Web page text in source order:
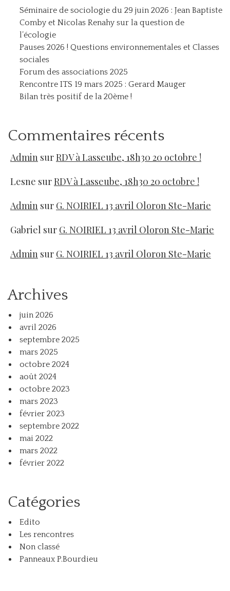
Séminaire de sociologie du 29 juin 2026 : Jean Baptiste
Comby et Nicolas Renahy sur la question de
l’écologie
Pauses 2026 ! Questions environnementales et Classes
sociales
Forum des associations 2025
Rencontre ITS 19 mars 2025 : Gerard Mauger
Bilan très positif de la 20ème !
Commentaires récents
Admin surRDV à Lasseube, 18h30 20 octobre !
Lesne surRDV à Lasseube, 18h30 20 octobre !
Admin sur G. NOIRIEL 13 avril Oloron Ste-Marie
Gabriel sur G. NOIRIEL 13 avril Oloron Ste-Marie
Admin sur G. NOIRIEL 13 avril Oloron Ste-Marie
Archives
juin 2026
avril 2026
septembre 2025
mars 2025
octobre 2024
août 2024
octobre 2023
mars 2023
février 2023
septembre 2022
mai 2022
mars 2022
février 2022
Catégories
Edito
Les rencontres
Non classé
Panneaux P.Bourdieu